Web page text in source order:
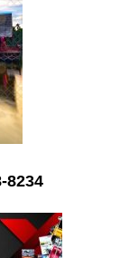
8234